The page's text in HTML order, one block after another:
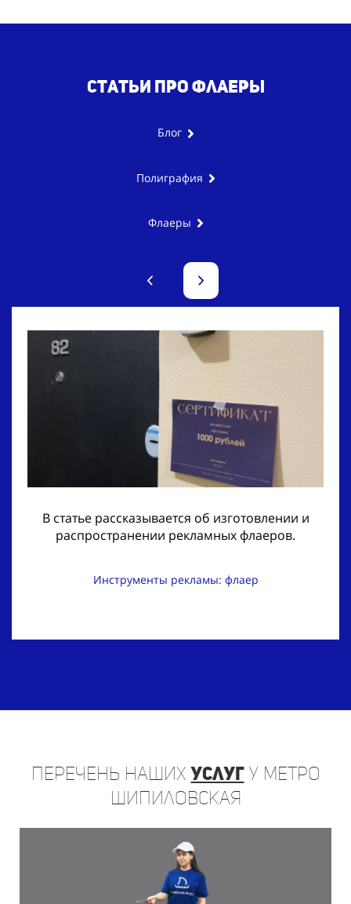
Статьи профлаеры
Блог
Полиграфия
Флаеры
В статье рассказывается об изготовлении и
распространении рекламных флаеров.
Инструменты рекламы: флаер
Перечень нашихуслугу метро
Шипиловская